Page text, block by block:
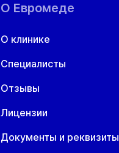
О Евромеде
О клинике
Специалисты
Отзывы
Лицензии
Документы и реквизиты